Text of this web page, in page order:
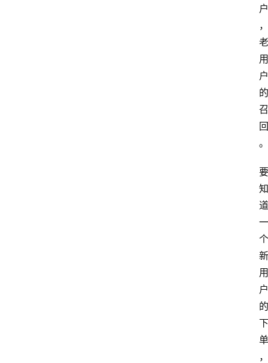
户
，
老
用
户
的
召
回
。
要
知
道
一
个
新
用
户
的
下
单
，